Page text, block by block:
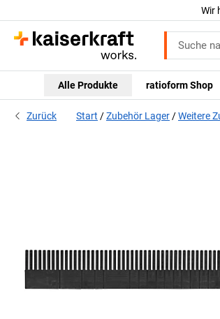
Wir
Alle Produkte ratioform Shop
Zurück Start Zubehör Lager Weitere